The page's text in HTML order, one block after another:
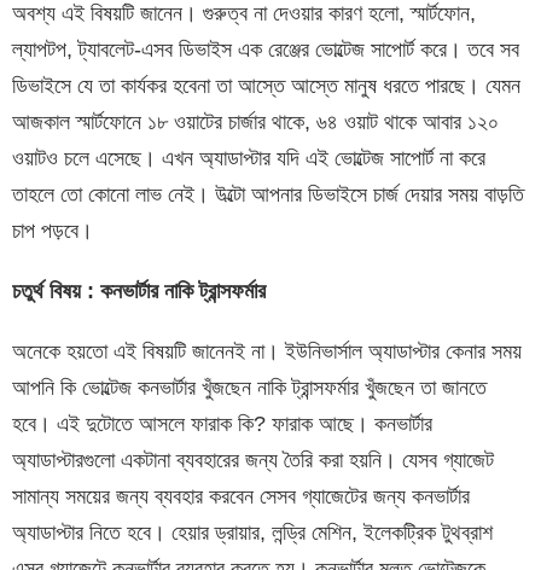
অবশ্য এই বিষয়টি জানেন। গুরুত্ব না দেওয়ার কারণ হলো, স্মার্টফোন,
ল্যাপটপ, ট্যাবলেট-এসব ডিভাইস এক রেঞ্জের ভোল্টেজ সাপোর্ট করে। তবে সব
ডিভাইসে যে তা কার্যকর হবেনা তা আস্তে আস্তে মানুষ ধরতে পারছে। যেমন
আজকাল স্মার্টফোনে ১৮ ওয়াটের চার্জার থাকে, ৬৪ ওয়াট থাকে আবার ১২০
ওয়াটও চলে এসেছে। এখন অ্যাডাপ্টার যদি এই ভোল্টেজ সাপোর্ট না করে
তাহলে তো কোনো লাভ নেই। উল্টো আপনার ডিভাইসে চার্জ দেয়ার সময় বাড়তি
চাপ পড়বে।
চতুর্থ বিষয় : কনভার্টার নাকি ট্রান্সফর্মার
অনেকে হয়তো এই বিষয়টি জানেনই না। ইউনিভার্সাল অ্যাডাপ্টার কেনার সময়
আপনি কি ভোল্টেজ কনভার্টার খুঁজছেন নাকি ট্রান্সফর্মার খুঁজছেন তা জানতে
হবে। এই দুটোতে আসলে ফারাক কি? ফারাক আছে। কনভার্টার
অ্যাডাপ্টারগুলো একটানা ব্যবহারের জন্য তৈরি করা হয়নি। যেসব গ্যাজেট
সামান্য সময়ের জন্য ব্যবহার করবেন সেসব গ্যাজেটের জন্য কনভার্টার
অ্যাডাপ্টার নিতে হবে। হেয়ার ড্রায়ার, লন্ড্রি মেশিন, ইলেকট্রিক টুথব্রাশ